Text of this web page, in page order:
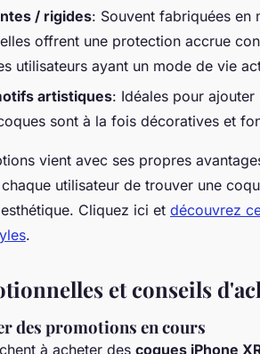
/ rigides: Souvent fabriquées en
offrent une protection accrue
utilisateurs ayant un mode de vie
artistiques: Idéales pour
sont à la fois décoratives et
vient avec ses propres
utilisateur de trouver une
Cliquez ici et découvrez
.
et conseils
des promotions en cours
à acheter des coques iPhone